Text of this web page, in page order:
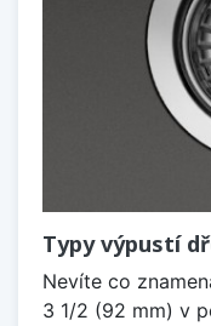
Typy výpustí
Nevíte co
3 1/2 (92 mm) v